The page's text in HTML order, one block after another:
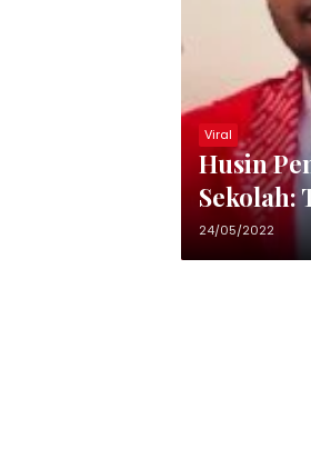
Viral
Husin
Sekolah:
24/05/2022